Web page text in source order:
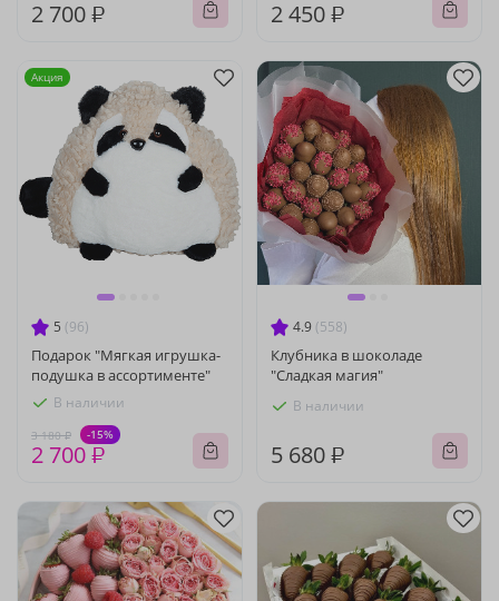
2 700 ₽ 2 450 ₽
5 (96)
Подарок "Мягкая игрушка-
подушка в ассортименте"
В наличии
3 180 ₽ -15%
2 700 ₽
Акция
4.9 (558)
Клубника в шоколаде
"Сладкая магия"
В наличии
5 680 ₽